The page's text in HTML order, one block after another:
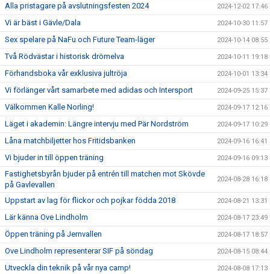
Alla pristagare på avslutningsfesten 2024 2024-12-02 17:46
Vi är bäst i Gävle/Dala 2024-10-30 11:57
Sex spelare på NaFu och Future Team-läger 2024-10-14 08:55
Två Rödvästar i historisk drömelva 2024-10-11 19:18
Förhandsboka vår exklusiva jultröja 2024-10-01 13:34
Vi förlänger vårt samarbete med adidas och Intersport 2024-09-25 15:37
Välkommen Kalle Norling! 2024-09-17 12:16
Läget i akademin: Längre intervju med Pär Nordström 2024-09-17 10:29
Låna matchbiljetter hos Fritidsbanken 2024-09-16 16:41
Vi bjuder in till öppen träning 2024-09-16 09:13
Fastighetsbyrån bjuder på entrén till matchen mot Skövde
på Gavlevallen
2024-08-28 16:18
Uppstart av lag för flickor och pojkar födda 2018 2024-08-21 13:31
Lär känna Ove Lindholm 2024-08-17 23:49
Öppen träning på Jernvallen 2024-08-17 18:57
Ove Lindholm representerar SIF på söndag 2024-08-15 08:44
Utveckla din teknik på vår nya camp! 2024-08-08 17:13